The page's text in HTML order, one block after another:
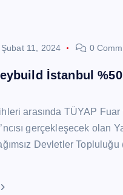
Şubat 11, 2024 0
İstanbul
arasında TÜYAP Fuar
gerçekleşecek olan
Devletler